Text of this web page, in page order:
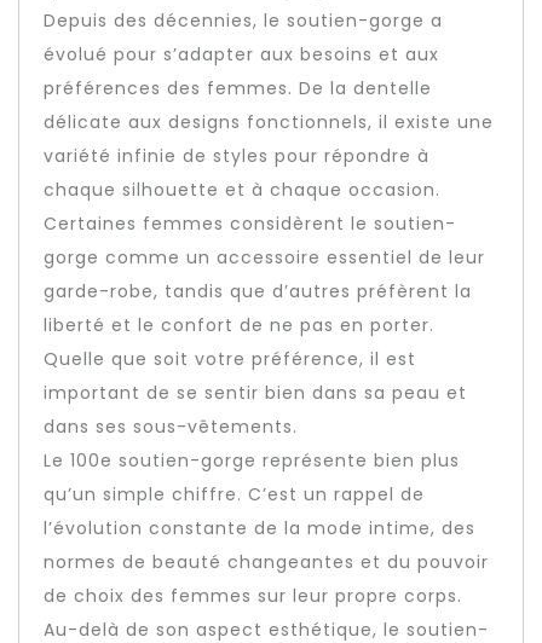
Depuis des décennies, le soutien-gorge a
évolué pour s’adapter aux besoins et aux
préférences des femmes. De la dentelle
délicate aux designs fonctionnels, il existe une
variété infinie de styles pour répondre à
chaque silhouette et à chaque occasion.
Certaines femmes considèrent le soutien-
gorge comme un accessoire essentiel de leur
garde-robe, tandis que d’autres préfèrent la
liberté et le confort de ne pas en porter.
Quelle que soit votre préférence, il est
important de se sentir bien dans sa peau et
dans ses sous-vêtements.
Le 100e soutien-gorge représente bien plus
qu’un simple chiffre. C’est un rappel de
l’évolution constante de la mode intime, des
normes de beauté changeantes et du pouvoir
de choix des femmes sur leur propre corps.
Au-delà de son aspect esthétique, le soutien-